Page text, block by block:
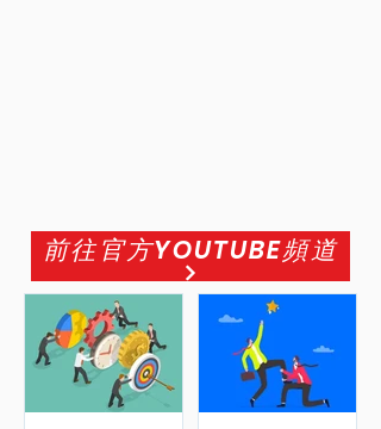
前往官方YOUTUBE頻道